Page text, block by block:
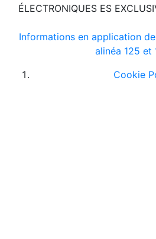
ÉLECTRONIQUES ES
Informations en application
alinéa 125 et
Cookie